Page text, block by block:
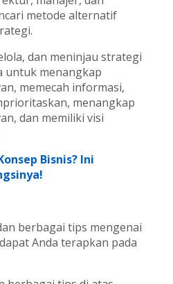
metode alternatif
dan meninjau strategi
untuk menangkap
memecah informasi,
menangkap
dan memiliki visi
Bisnis? Ini
berbagai tips mengenai
Anda terapkan pada